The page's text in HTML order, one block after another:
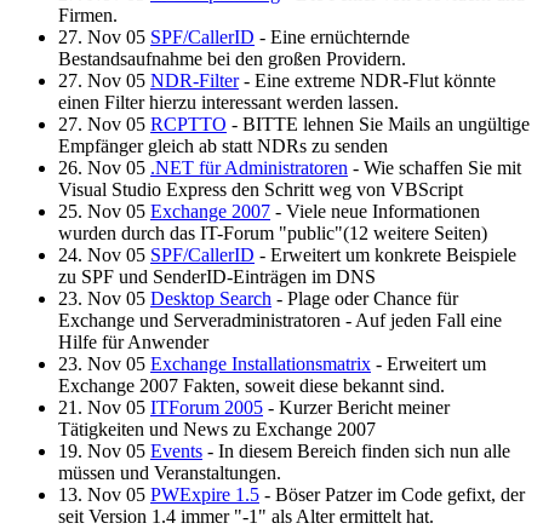
Firmen.
27. Nov 05 SPF/CallerID - Eine ernüchternde
Bestandsaufnahme bei den großen Providern.
27. Nov 05 NDR-Filter- Eine extreme NDR-Flut könnte
einen Filter hierzu interessant werden lassen.
27. Nov 05 RCPTTO - BITTE lehnen Sie Mails an ungültige
Empfänger gleich ab statt NDRs zu senden
26. Nov 05 .NET für Administratoren - Wie schaffen Sie mit
Visual Studio Express den Schritt weg von VBScript
25. Nov 05 Exchange 2007 - Viele neue Informationen
wurden durch das IT-Forum "public"(12 weitere Seiten)
24. Nov 05 SPF/CallerID - Erweitert um konkrete Beispiele
zu SPF und SenderID-Einträgen im DNS
23. Nov 05 Desktop Search - Plage oder Chance für
Exchange und Serveradministratoren - Auf jeden Fall eine
Hilfe für Anwender
23. Nov 05 Exchange Installationsmatrix - Erweitert um
Exchange 2007 Fakten, soweit diese bekannt sind.
21. Nov 05 ITForum 2005 - Kurzer Bericht meiner
Tätigkeiten und News zu Exchange 2007
19. Nov 05 Events - In diesem Bereich finden sich nun alle
müssen und Veranstaltungen.
13. Nov 05 PWExpire 1.5 - Böser Patzer im Code gefixt, der
seit Version 1.4 immer "-1" als Alter ermittelt hat.